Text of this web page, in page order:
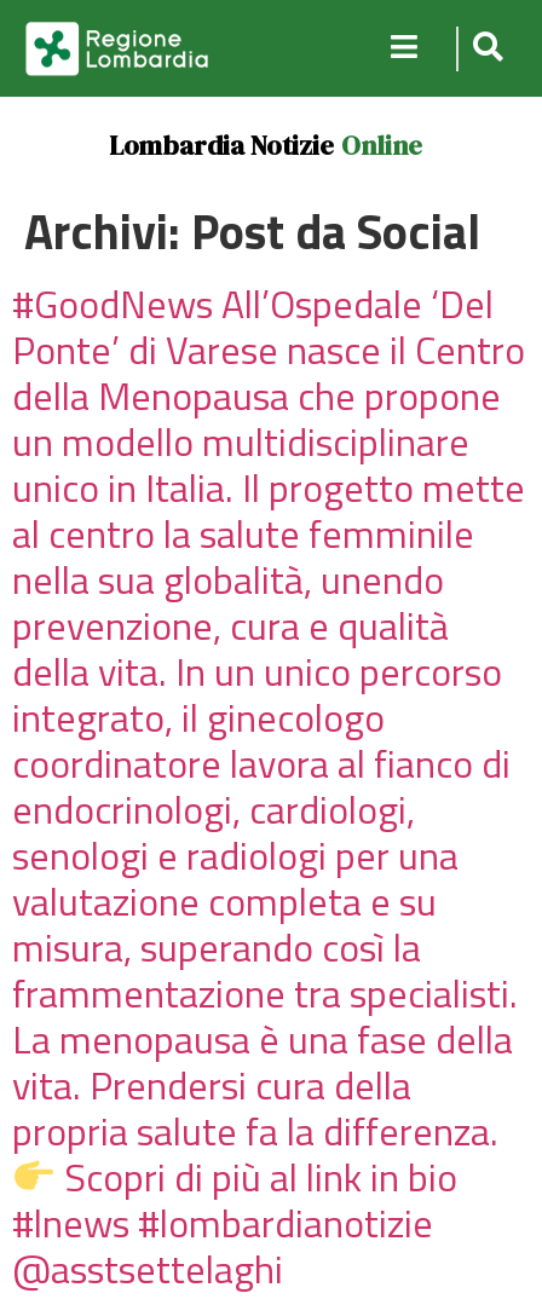
Lombardia Notizie Online
Archivi: Post da Social
#GoodNews All’Ospedale ‘Del
Ponte’ di Varese nasce il Centro
della Menopausa che propone
un modello multidisciplinare
unico in Italia. Il progetto mette
al centro la salute femminile
nella sua globalità, unendo
prevenzione, cura e qualità
della vita. In un unico percorso
integrato, il ginecologo
coordinatore lavora al fianco di
endocrinologi, cardiologi,
senologi e radiologi per una
valutazione completa e su
misura, superando così la
frammentazione tra specialisti.
La menopausa è una fase della
vita. Prendersi cura della
propria salute fa la differenza.
Scopri di più al link in bio
#lnews #lombardianotizie
@asstsettelaghi